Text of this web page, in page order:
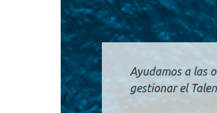
Ayudamos a las
gestionar el